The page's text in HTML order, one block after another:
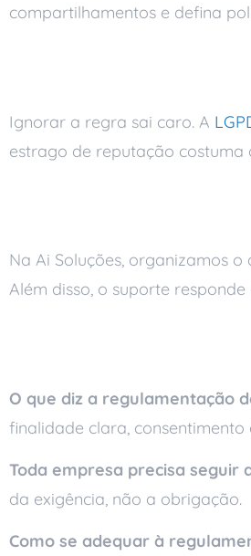
compartilhamentos e defina
Ignorar a regra sai caro. A
estrago de reputação costuma
Na Ai Soluções, organizamos
Além disso, o suporte
O que diz a regulamentação
finalidade clara,
Toda empresa precisa seguir
da exigência, não a obrigação.
Como se adequar à